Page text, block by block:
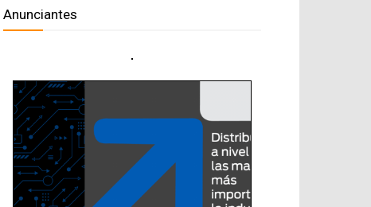
Anunciantes